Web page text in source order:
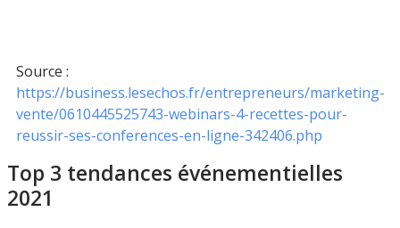
Source :
https://business.lesechos.fr/entrepreneurs/marketing-
vente/0610445525743-webinars-4-recettes-pour-
reussir-ses-conferences-en-ligne-342406.php
Top 3 tendances événementielles
2021